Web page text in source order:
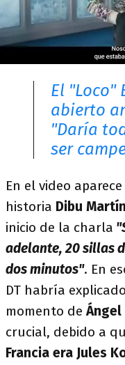
El "Loco"
abierto
"Daría
ser
En el video
historia Dibu
inicio de la charla
adelante, 20 sillas
dos minutos". En
DT habría
momento deÁngel
crucial, debido a
Francia era Jules